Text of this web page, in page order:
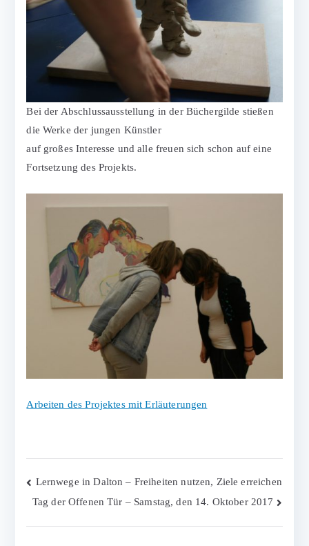
Bei der Abschlussausstellung in der Büchergilde stießen
die Werke der jungen Künstler
auf großes Interesse und alle freuen sich schon auf eine
Fortsetzung des Projekts.
Arbeiten des Projektes mit Erläuterungen
Beitragsnavigation
Lernwege in Dalton – Freiheiten nutzen, Ziele erreichen
Tag der Offenen Tür – Samstag, den 14. Oktober 2017